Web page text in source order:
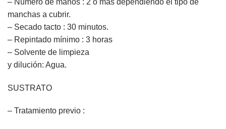
manchas a cubrir.
– Secado tacto : 30 minutos.
– Repintado mínimo : 3 horas
– Solvente de limpieza
y dilución: Agua.
SUSTRATO
– Tratamiento previo :